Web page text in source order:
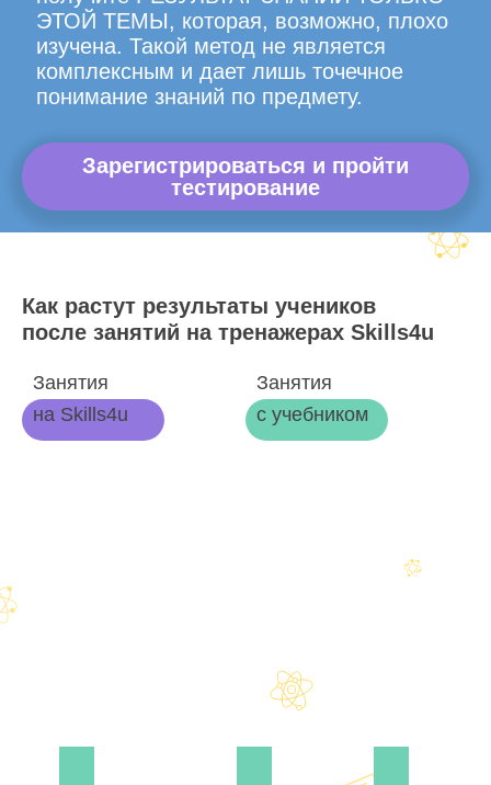
ЭТОЙ ТЕМЫ, которая, возможно, плохо
изучена. Такой метод не является
комплексным и дает лишь точечное
понимание знаний по предмету.
Зарегистрироваться и пройти
тестирование
Как растут результаты учеников
после занятий на тренажерах Skills4u
Занятия
на Skills4u
Занятия
с учебником